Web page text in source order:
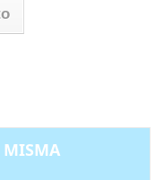
MISMA